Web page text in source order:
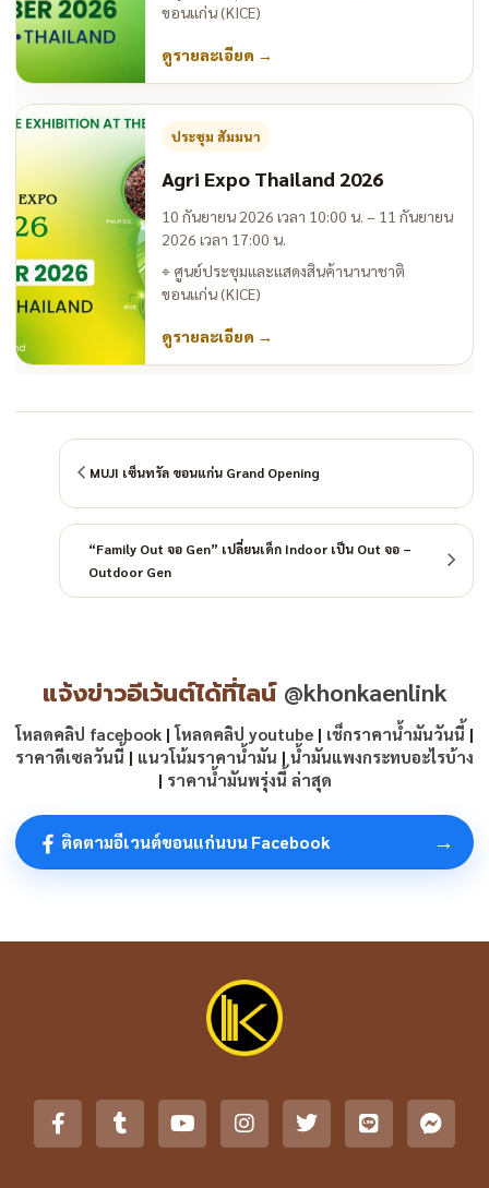
ขอนแก่น (KICE)
ดูรายละเอียด →
ประชุม สัมมนา
Agri Expo Thailand 2026
10 กันยายน 2026 เวลา 10:00 น. – 11 กันยายน
2026 เวลา 17:00 น.
⌖ ศูนย์ประชุมและแสดงสินค้านานาชาติ
ขอนแก่น (KICE)
ดูรายละเอียด →
MUJI เซ็นทรัล ขอนแก่น Grand Opening
“Family Out จอ Gen” เปลี่ยนเด็ก Indoor เป็น Out จอ –
Outdoor Gen
แจ้งข่าวอีเว้นต์ได้ที่ไลน์ @khonkaenlink
โหลดคลิป facebook |โหลดคลิป youtube | เช็กราคาน้ำมันวันนี้ |
ราคาดีเซลวันนี้ | แนวโน้มราคาน้ำมัน | น้ำมันแพงกระทบอะไรบ้าง
| ราคาน้ำมันพรุ่งนี้ ล่าสุด
ติดตามอีเวนต์ขอนแก่นบน Facebook →